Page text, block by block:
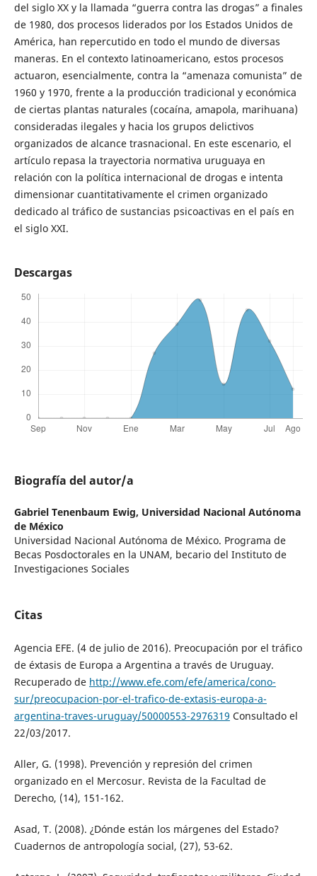
del siglo XX y la llamada “guerra contra las drogas” a finales
de 1980, dos procesos liderados por los Estados Unidos de
América, han repercutido en todo el mundo de diversas
maneras. En el contexto latinoamericano, estos procesos
actuaron, esencialmente, contra la “amenaza comunista” de
1960 y 1970, frente a la producción tradicional y económica
de ciertas plantas naturales (cocaína, amapola, marihuana)
consideradas ilegales y hacia los grupos delictivos
organizados de alcance trasnacional. En este escenario, el
artículo repasa la trayectoria normativa uruguaya en
relación con la política internacional de drogas e intenta
dimensionar cuantitativamente el crimen organizado
dedicado al tráfico de sustancias psicoactivas en el país en
el siglo XXI.
Descargas
Biografía del autor/a
Gabriel Tenenbaum Ewig, Universidad Nacional Autónoma
de México
Universidad Nacional Autónoma de México. Programa de
Becas Posdoctorales en la UNAM, becario del Instituto de
Investigaciones Sociales
Citas
Agencia EFE. (4 de julio de 2016). Preocupación por el tráfico
de éxtasis de Europa a Argentina a través de Uruguay.
Recuperado de http://www.efe.com/efe/america/cono-
sur/preocupacion-por-el-trafico-de-extasis-europa-a-
argentina-traves-uruguay/50000553-2976319 Consultado el
22/03/2017.
Aller, G. (1998). Prevención y represión del crimen
organizado en el Mercosur. Revista de la Facultad de
Derecho, (14), 151-162.
Asad, T. (2008). ¿Dónde están los márgenes del Estado?
Cuadernos de antropología social, (27), 53-62.